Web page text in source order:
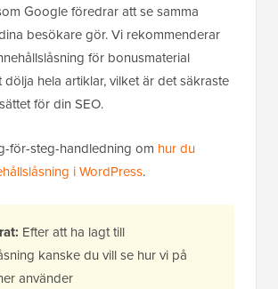
Google föredrar att se samma
besökare gör. Vi rekommenderar
för bonusmaterial
dölja hela artiklar, vilket är det säkraste
för din SEO.
för-steg-handledning om hur du
i WordPress.
Efter att ha lagt till
kanske du vill se hur vi på
använder